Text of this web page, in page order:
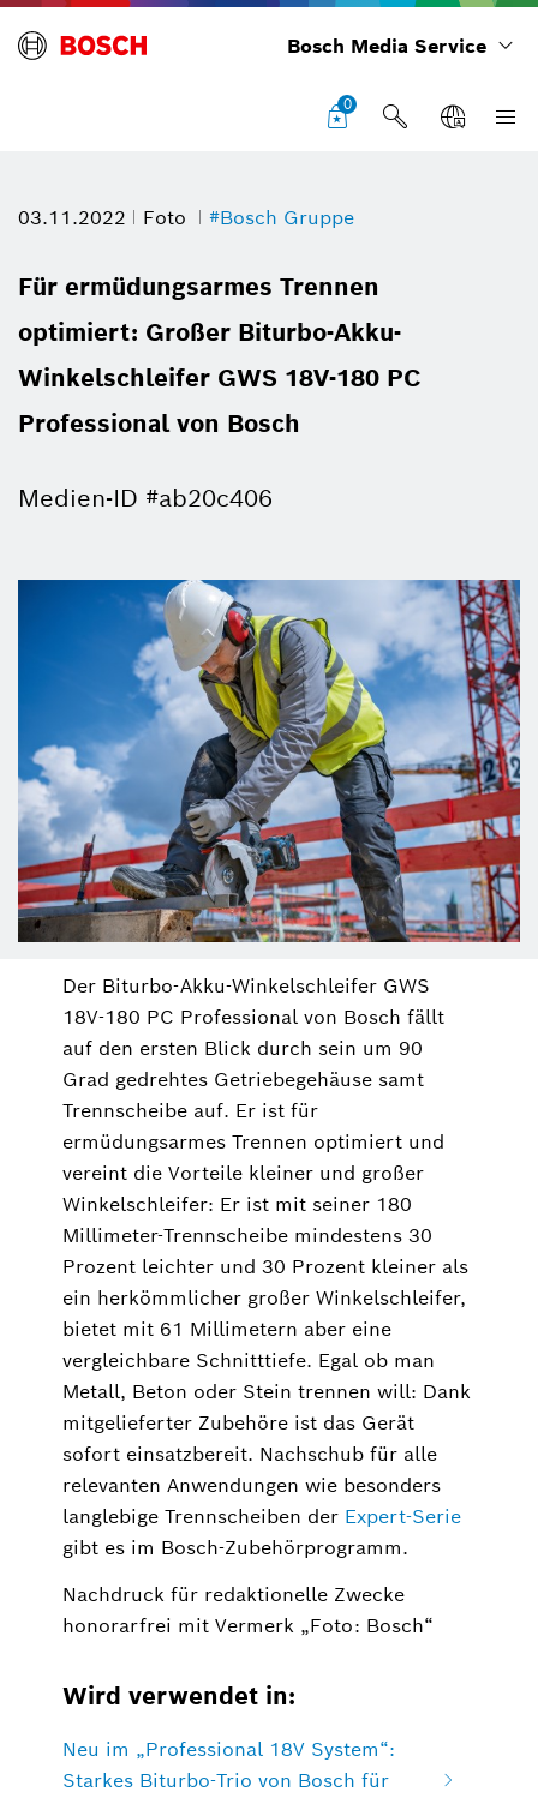
Bosch Media Service
0
03.11.2022 Foto #Bosch Gruppe
Für ermüdungsarmes Trennen
optimiert: Großer Biturbo-Akku-
Winkelschleifer GWS 18V-180 PC
Professional von Bosch
Medien-ID #ab20c406
Der Biturbo-Akku-Winkelschleifer GWS
18V-180 PC Professional von Bosch fällt
auf den ersten Blick durch sein um 90
Grad gedrehtes Getriebegehäuse samt
Trennscheibe auf. Er ist für
ermüdungsarmes Trennen optimiert und
vereint die Vorteile kleiner und großer
Winkelschleifer: Er ist mit seiner 180
Millimeter-Trennscheibe mindestens 30
Prozent leichter und 30 Prozent kleiner als
ein herkömmlicher großer Winkelschleifer,
bietet mit 61 Millimetern aber eine
vergleichbare Schnitttiefe. Egal ob man
Metall, Beton oder Stein trennen will: Dank
mitgelieferter Zubehöre ist das Gerät
sofort einsatzbereit. Nachschub für alle
relevanten Anwendungen wie besonders
langlebige Trennscheiben der Expert-Serie
gibt es im Bosch-Zubehörprogramm.
Nachdruck für redaktionelle Zwecke
honorarfrei mit Vermerk „Foto: Bosch“
Wird verwendet in:
Neu im „Professional 18V System“:
Starkes Biturbo-Trio von Bosch für